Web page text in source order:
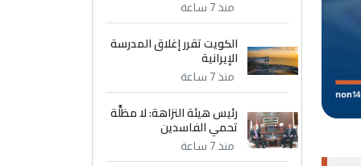
منذ 7 ساعة
الكويت تقرر إغلاق المدرسة
الإيرانية
منذ 7 ساعة
رئيس هيئة النزاهة: لا مظلَّة
تحمي الفاسدين
منذ 7 ساعة